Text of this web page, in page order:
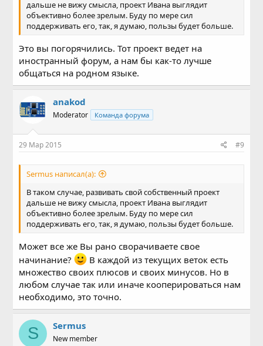
дальше не вижу смысла, проект Ивана выглядит
объективно более зрелым. Буду по мере сил
поддерживать его, так, я думаю, пользы будет больше.
Это вы погорячились. Тот проект ведет на
иностранный форум, а нам бы как-то лучше
общаться на родном языке.
anakod
Moderator Команда форума
29 Мар 2015 #9
Sermus написал(а):
В таком случае, развивать свой собственный проект
дальше не вижу смысла, проект Ивана выглядит
объективно более зрелым. Буду по мере сил
поддерживать его, так, я думаю, пользы будет больше.
Может все же Вы рано сворачиваете свое
начинание?
В каждой из текущих веток есть
множество своих плюсов и своих минусов. Но в
любом случае так или иначе кооперироваться нам
необходимо, это точно.
S Sermus
New member